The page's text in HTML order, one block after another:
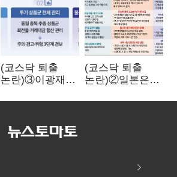
(코스닥 퇴출
논란)③이광재
자동차 없애지는
(코스닥 퇴출
논란)②일본은
기다려주는데